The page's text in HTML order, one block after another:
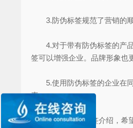
3.防伪标签规范了营销的顺
4.对于带有防伪标签的产品
签可以增强企业。品牌形象也
5.使用防伪标签的企业在同
素。
以上是防伪标签介绍，希望